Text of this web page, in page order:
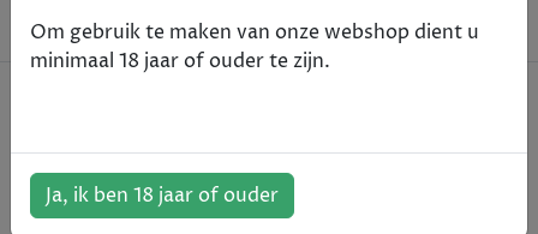
Home Rum The Kraken Spiced - 70cl
Om gebruik te maken van onze webshop dient u
minimaal 18 jaar of ouder te zijn.
Ja, ik ben 18 jaar of ouder